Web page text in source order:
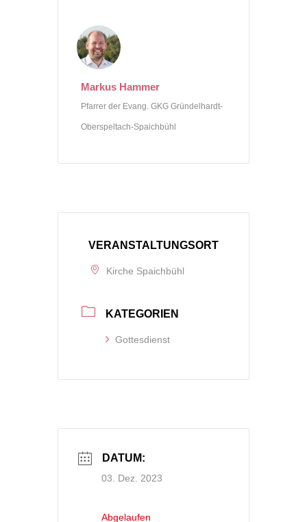
Markus Hammer
Pfarrer der Evang. GKG Gründelhardt-
Oberspeltach-Spaichbühl
VERANSTALTUNGSORT
Kirche Spaichbühl
KATEGORIEN
Gottesdienst
DATUM:
03. Dez. 2023
Abgelaufen